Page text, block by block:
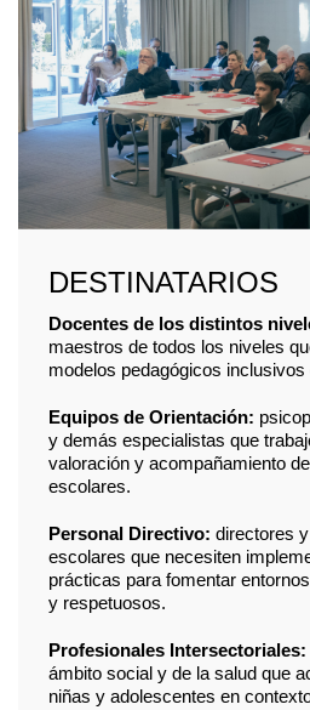
DESTINATARIOS
Docentes de los distintos
maestros de todos los niveles
modelos pedagógicos
Equipos de Orientación:
y demás especialistas que
valoración y acompañamiento
escolares.
Personal Directivo: directores
escolares que necesiten
prácticas para fomentar
y respetuosos.
Profesionales Intersectoriales:
ámbito social y de la salud que
niñas y adolescentes en